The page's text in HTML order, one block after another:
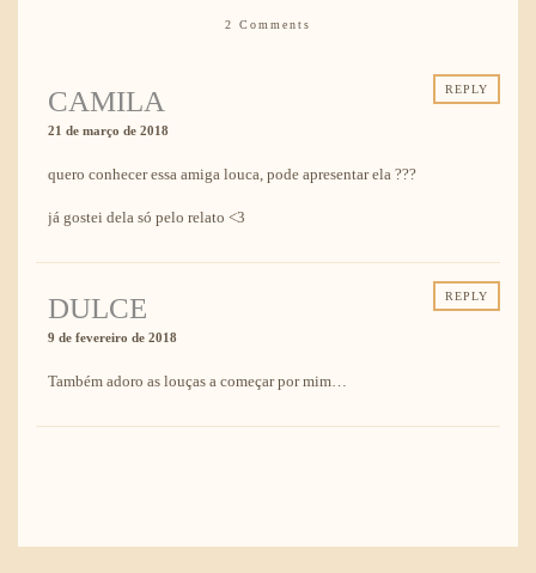
2 Comments
REPLY
CAMILA
21 de março de 2018
quero conhecer essa amiga louca, pode apresentar ela ???
já gostei dela só pelo relato <3
REPLY
DULCE
9 de fevereiro de 2018
Também adoro as louças a começar por mim…